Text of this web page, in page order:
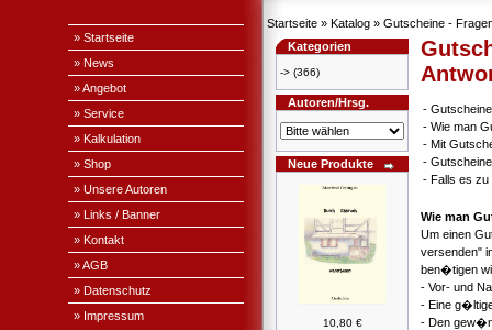
» Startseite
» News
» Angebot
» Service
» Kalkulation
» Shop
» Unsere Autoren
» Links / Banner
» Kontakt
» AGB
» Datenschutz
» Impressum
Startseite » Katalog » Gutscheine -
Kategorien
-> (366)
Autoren/Hrsg.
Neue Produkte
10,80 €
-
- Wie man
- Mit
-
- Falls es zu
Wie man
Um einen
versenden"
ben�tigen
- Vor- und
- Eine
- Den